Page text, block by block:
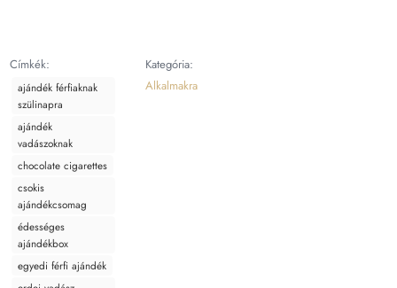
Címkék:
ajándék férfiaknak
szülinapra
ajándék
vadászoknak
chocolate cigarettes
csokis
ajándékcsomag
édességes
ajándékbox
egyedi férfi ajándék
Kategória:
Alkalmakra